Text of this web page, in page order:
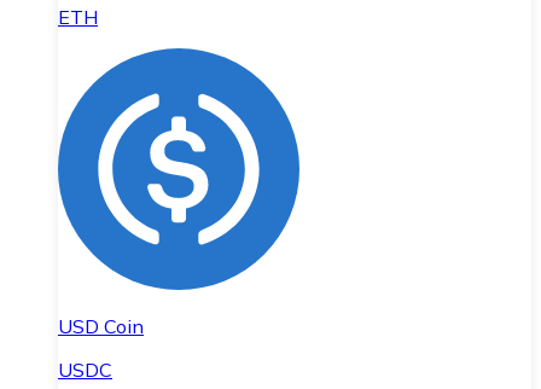
ETH
USD Coin
USDC